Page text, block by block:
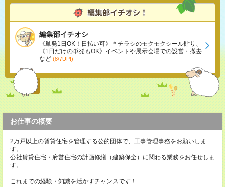
編集部イチオシ
《単発1日OK！日払い可》＊チラシのモクモクシール貼り、
《1日だけの単発もOK》イベントや展示会場での設営・撤去
など (8/7UP!)
お仕事の概要
2万戸以上の賃貸住宅を管理する公的団体で、工事管理事務をお願いしま
す。
公社賃貸住宅・府営住宅の計画修繕（建築保全）に関わる業務をお任せしま
す。
これまでの経験・知識を活かすチャンスです！